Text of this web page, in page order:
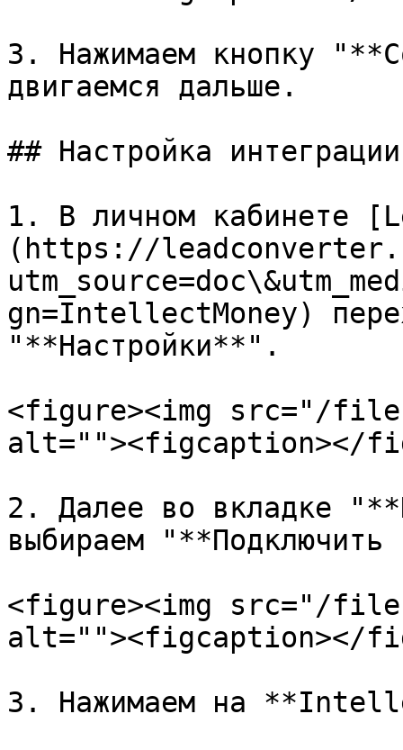
3. Нажимаем кнопку
двигаемся дальше.
## Настройка
1. В личном кабинете
(https://
gn=IntellectMoney)
"**Настройки**".
<figure><img src="/files/
alt=""><figcaption></
2. Далее во вкладке
выбираем
<figure><img src="/files/
alt=""><figcaption></
3. Нажимаем на